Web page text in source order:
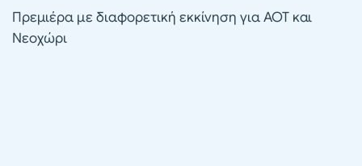
Πρεμιέρα με διαφορετική εκκίνηση για ΑΟΤ και
Νεοχώρι